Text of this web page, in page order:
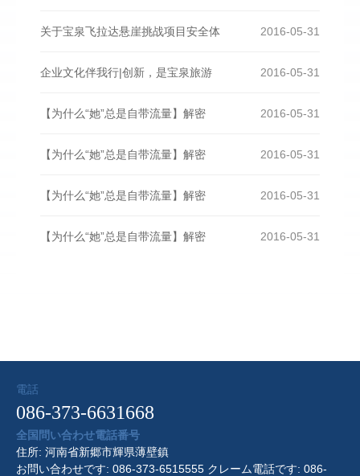
2016-05-31
关于宝泉飞拉达悬崖挑战项目安全体
2016-05-31
企业文化伴我行|创新，是宝泉旅游
2016-05-31
【为什么“她”总是自带流量】解密
2016-05-31
【为什么“她”总是自带流量】解密
2016-05-31
【为什么“她”总是自带流量】解密
2016-05-31
【为什么“她”总是自带流量】解密
電話
086-373-6631668
全国問い合わせ電話番号
住所: 河南省新郷市輝県薄壁鎮
お問い合わせです: 086-373-6515555 クレーム電話です: 086-